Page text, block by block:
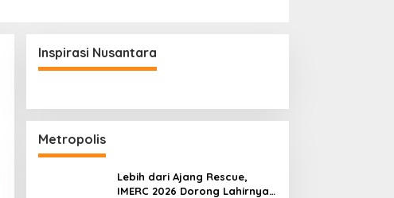
Inspirasi Nusantara
Metropolis
Lebih dari Ajang Rescue,
IMERC 2026 Dorong Lahirnya